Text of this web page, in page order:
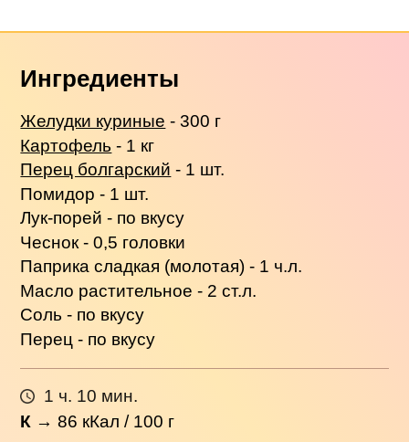
Ингредиенты
Желудки куриные - 300 г
Картофель - 1 кг
Перец болгарский - 1 шт.
Помидор - 1 шт.
Лук-порей - по вкусу
Чеснок - 0,5 головки
Паприка сладкая (молотая) - 1 ч.л.
Масло растительное - 2 ст.л.
Соль - по вкусу
Перец - по вкусу
1 ч. 10 мин.
К →86 кКал / 100 г